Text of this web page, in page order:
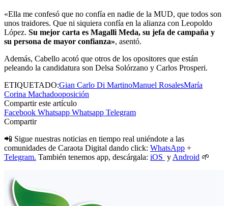
«Ella me confesó que no confía en nadie de la MUD, que todos son
unos traidores. Que ni siquiera confía en la alianza con Leopoldo
López. Su mejor carta es Magalli Meda, su jefa de campaña y
su persona de mayor confianza», asentó.
Además, Cabello acotó que otros de los opositores que están
peleando la candidatura son Delsa Solórzano y Carlos Prosperi.
ETIQUETADO:Gian Carlo Di MartinoManuel RosalesMaría
Corina Machadooposición
Compartir este artículo
Facebook Whatsapp Whatsapp Telegram
Compartir
📲 Sigue nuestras noticias en tiempo real uniéndote a las
comunidades de Caraota Digital dando click: WhatsApp +
Telegram. También tenemos app, descárgala: iOS y Android 🌱